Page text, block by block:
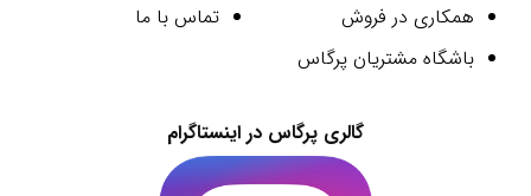
همکاری در فروش
باشگاه مشتریان پرگاس
تماس با ما
گالری پرگاس در اینستاگرام